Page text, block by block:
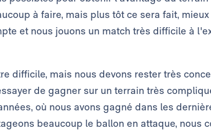
à faire, mais plus tôt ce sera fait,
et nous jouons un match très difficile à
difficile, mais nous devons rester très
de gagner sur un terrain très
où nous avons gagné dans les
beaucoup le ballon en attaque, nous